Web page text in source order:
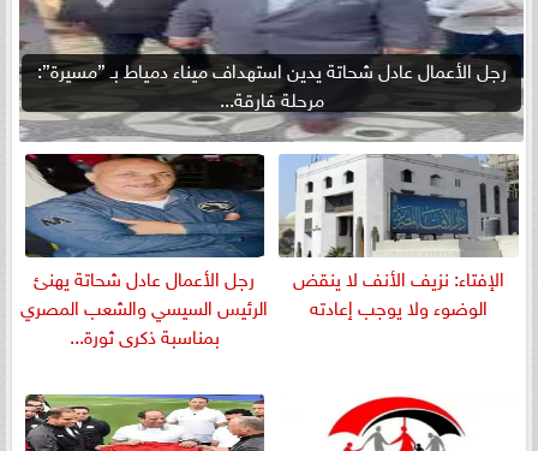
رجل الأعمال عادل شحاتة يدين استهداف ميناء دمياط بـ ”مسيرة”:
مرحلة فارقة...
الإفتاء: نزيف الأنف لا ينقض
الوضوء ولا يوجب إعادته
رجل الأعمال عادل شحاتة يهنئ
الرئيس السيسي والشعب المصري
بمناسبة ذكرى ثورة...